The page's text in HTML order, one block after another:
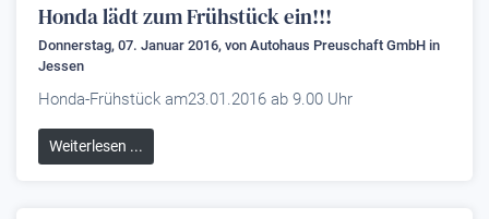
Honda lädt zum Frühstück ein!!!
Donnerstag, 07. Januar 2016, von Autohaus Preuschaft GmbH in
Jessen
Honda-Frühstück am23.01.2016 ab 9.00 Uhr
Weiterlesen ...